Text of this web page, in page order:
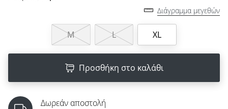
όλων των
άρθρων
Διάγραμμα μεγεθών
M L XL
Προσθήκη στο καλάθι
Δωρεάν αποστολή